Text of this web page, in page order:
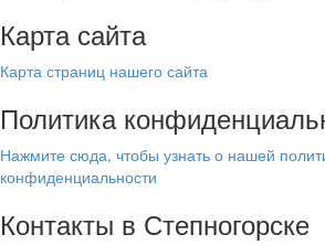
Карта сайта
Карта страниц нашего сайта
Политика
Нажмите сюда, чтобы узнать о нашей
конфиденциальности
Контакты в Степногорске